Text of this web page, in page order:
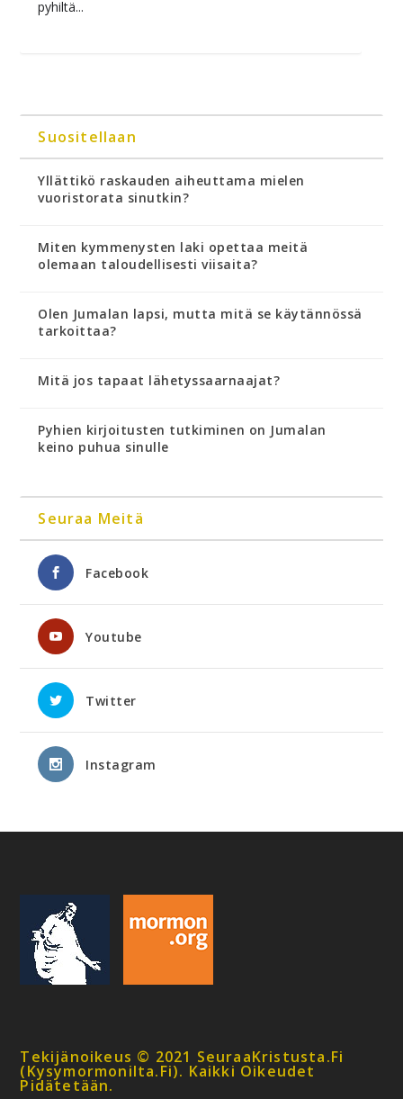
pyhiltä...
Suositellaan
Yllättikö raskauden aiheuttama mielen
vuoristorata sinutkin?
Miten kymmenysten laki opettaa meitä
olemaan taloudellisesti viisaita?
Olen Jumalan lapsi, mutta mitä se käytännössä
tarkoittaa?
Mitä jos tapaat lähetyssaarnaajat?
Pyhien kirjoitusten tutkiminen on Jumalan
keino puhua sinulle
Seuraa Meitä
Facebook
Youtube
Twitter
Instagram
Tekijänoikeus © 2021 SeuraaKristusta.fi
(kysymormonilta.fi). Kaikki Oikeudet
Pidätetään.